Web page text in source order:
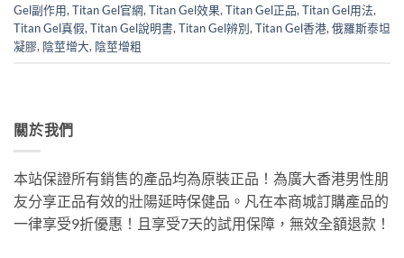
Gel副作用, Titan Gel官網, Titan Gel效果, Titan Gel正品, Titan Gel用法,
Titan Gel真假, Titan Gel說明書, Titan Gel辨別, Titan Gel香港, 俄羅斯泰坦
凝膠, 陰莖增大, 陰莖增粗
關於我們
本站保證所有銷售的產品均為原裝正品！為廣大香港男性朋
友分享正品有效的壯陽延時保健品。凡在本商城訂購產品的
一律享受9折優惠！且享受7天的試用保障，無效全額退款！